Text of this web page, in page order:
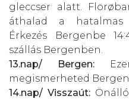
gleccser alatt.
áthalad a hatalmas
Érkezés Bergenbe
szállás Bergenben.
13.nap/ Bergen:
megismerheted
14.nap/ Visszaút:Önálló